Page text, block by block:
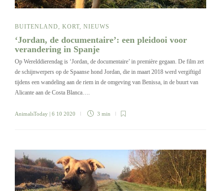
BUITENLAND, KORT, NIEUWS
‘Jordan, de documentaire’: een pleidooi voor
verandering in Spanje
Op Werelddierendag is ‘Jordan, de documentaire’ in première gegaan. De film zet
de schijnwerpers op de Spaanse hond Jordan, die in maart 2018 werd vergiftigd
tijdens een wandeling aan de riem in de omgeving van Benissa, in de buurt van
Alicante aan de Costa Blanca….
AnimalsToday | 6 10 2020 3 min